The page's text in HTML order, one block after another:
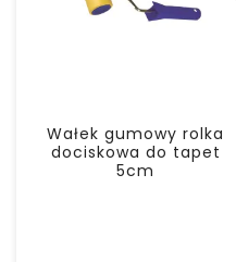
Wałek gumowy rolka
dociskowa do tapet
5cm